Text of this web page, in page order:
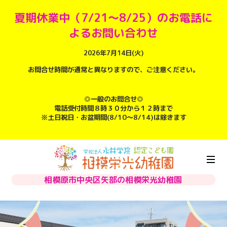
夏期休業中（7/21～8/25）のお電話に
よるお問い合わせ
2026年7月14日(火)
お問合せ時間が通常と異なりますので、ご注意ください。
◎一般のお問合せ◎
電話受付時間８時３０分から１２時まで
※土日祝日・お盆期間(8/10～8/14)は除きます
相模原市中央区矢部の相模栄光幼稚園